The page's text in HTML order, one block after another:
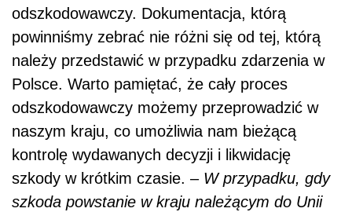
odszkodowawczy. Dokumentacja, którą
powinniśmy zebrać nie różni się od tej, którą
należy przedstawić w przypadku zdarzenia w
Polsce. Warto pamiętać, że cały proces
odszkodowawczy możemy przeprowadzić w
naszym kraju, co umożliwia nam bieżącą
kontrolę wydawanych decyzji i likwidację
szkody w krótkim czasie. – W przypadku, gdy
szkoda powstanie w kraju należącym do Unii